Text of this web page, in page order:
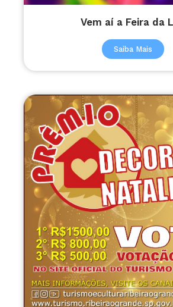
Vem aí a Feira da
Saiba Mais